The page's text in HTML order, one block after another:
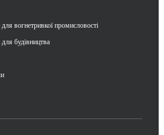
вогнетривкої промисловості
будівництва